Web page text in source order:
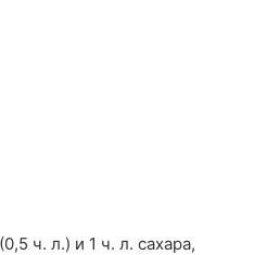
ч. л.) и 1 ч. л. сахара,